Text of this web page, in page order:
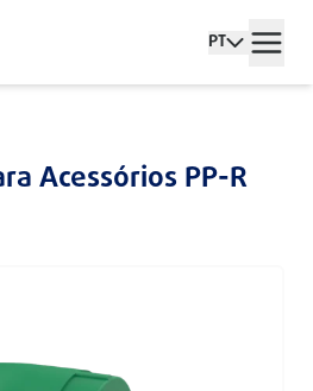
PT
Acessórios PP-R